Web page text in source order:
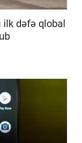
ilk dəfə qlobal